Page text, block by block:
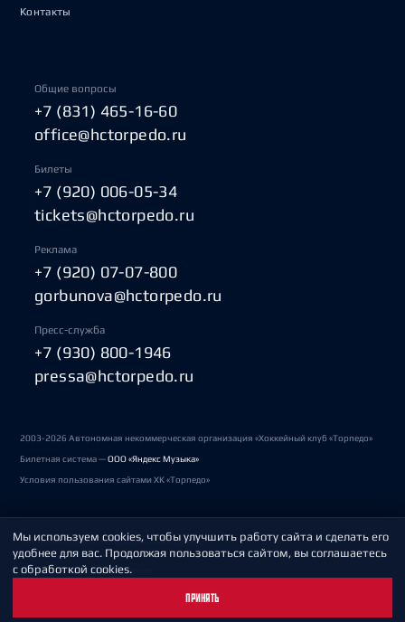
Контакты
Общие вопросы
+7 (831) 465-16-60
office@hctorpedo.ru
Билеты
+7 (920) 006-05-34
tickets@hctorpedo.ru
Реклама
+7 (920) 07-07-800
gorbunova@hctorpedo.ru
Пресс-служба
+7 (930) 800-1946
pressa@hctorpedo.ru
2003-2026 Автономная некоммерческая организация «Хоккейный клуб «Торпедо»
Билетная система —ООО «Яндекс Музыка»
Условия пользования сайтами ХК «Торпедо»
Политика обработки персональных данных
Пользовательское соглашение
Мы используем cookies, чтобы улучшить работу сайта и сделать его
удобнее для вас. Продолжая пользоваться сайтом, вы соглашаетесь
с обработкой cookies.
ПРИНЯТЬ